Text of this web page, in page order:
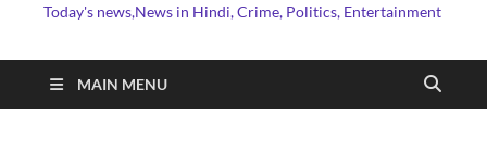
Today's news,News in Hindi, Crime, Politics, Entertainment
MAIN MENU